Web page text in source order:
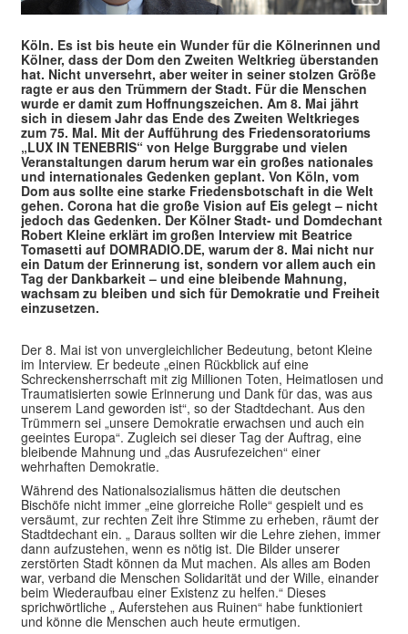
Köln. Es ist bis heute ein Wunder für die Kölnerinnen und
Kölner, dass der Dom den Zweiten Weltkrieg überstanden
hat. Nicht unversehrt, aber weiter in seiner stolzen Größe
ragte er aus den Trümmern der Stadt. Für die Menschen
wurde er damit zum Hoffnungszeichen. Am 8. Mai jährt
sich in diesem Jahr das Ende des Zweiten Weltkrieges
zum 75. Mal. Mit der Aufführung des Friedensoratoriums
„LUX IN TENEBRIS“ von Helge Burggrabe und vielen
Veranstaltungen darum herum war ein großes nationales
und internationales Gedenken geplant. Von Köln, vom
Dom aus sollte eine starke Friedensbotschaft in die Welt
gehen. Corona hat die große Vision auf Eis gelegt – nicht
jedoch das Gedenken. Der Kölner Stadt- und Domdechant
Robert Kleine erklärt im großen Interview mit Beatrice
Tomasetti auf DOMRADIO.DE, warum der 8. Mai nicht nur
ein Datum der Erinnerung ist, sondern vor allem auch ein
Tag der Dankbarkeit – und eine bleibende Mahnung,
wachsam zu bleiben und sich für Demokratie und Freiheit
einzusetzen.
Der 8. Mai ist von unvergleichlicher Bedeutung, betont Kleine
im Interview. Er bedeute „einen Rückblick auf eine
Schreckensherrschaft mit zig Millionen Toten, Heimatlosen und
Traumatisierten sowie Erinnerung und Dank für das, was aus
unserem Land geworden ist“, so der Stadtdechant. Aus den
Trümmern sei „unsere Demokratie erwachsen und auch ein
geeintes Europa“. Zugleich sei dieser Tag der Auftrag, eine
bleibende Mahnung und „das Ausrufezeichen“ einer
wehrhaften Demokratie.
Während des Nationalsozialismus hätten die deutschen
Bischöfe nicht immer „eine glorreiche Rolle“ gespielt und es
versäumt, zur rechten Zeit ihre Stimme zu erheben, räumt der
Stadtdechant ein. „ Daraus sollten wir die Lehre ziehen, immer
dann aufzustehen, wenn es nötig ist. Die Bilder unserer
zerstörten Stadt können da Mut machen. Als alles am Boden
war, verband die Menschen Solidarität und der Wille, einander
beim Wiederaufbau einer Existenz zu helfen.“ Dieses
sprichwörtliche „ Auferstehen aus Ruinen“ habe funktioniert
und könne die Menschen auch heute ermutigen.